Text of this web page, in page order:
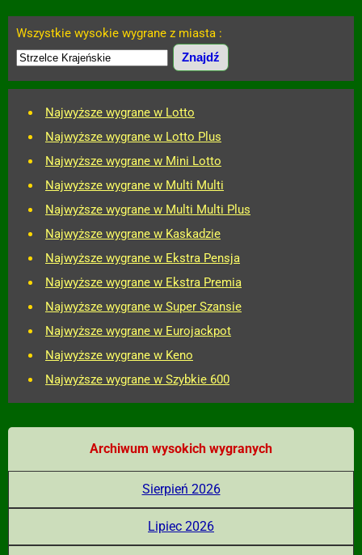
Wszystkie wysokie wygrane z miasta :
Najwyższe wygrane w Lotto
Najwyższe wygrane w Lotto Plus
Najwyższe wygrane w Mini Lotto
Najwyższe wygrane w Multi Multi
Najwyższe wygrane w Multi Multi Plus
Najwyższe wygrane w Kaskadzie
Najwyższe wygrane w Ekstra Pensja
Najwyższe wygrane w Ekstra Premia
Najwyższe wygrane w Super Szansie
Najwyższe wygrane w Eurojackpot
Najwyższe wygrane w Keno
Najwyższe wygrane w Szybkie 600
Archiwum wysokich wygranych
Sierpień 2026
Lipiec 2026